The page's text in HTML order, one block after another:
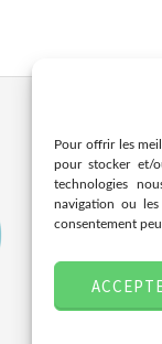
Pour offrir les
pour stocker et/
technologies
navigation ou
consentement